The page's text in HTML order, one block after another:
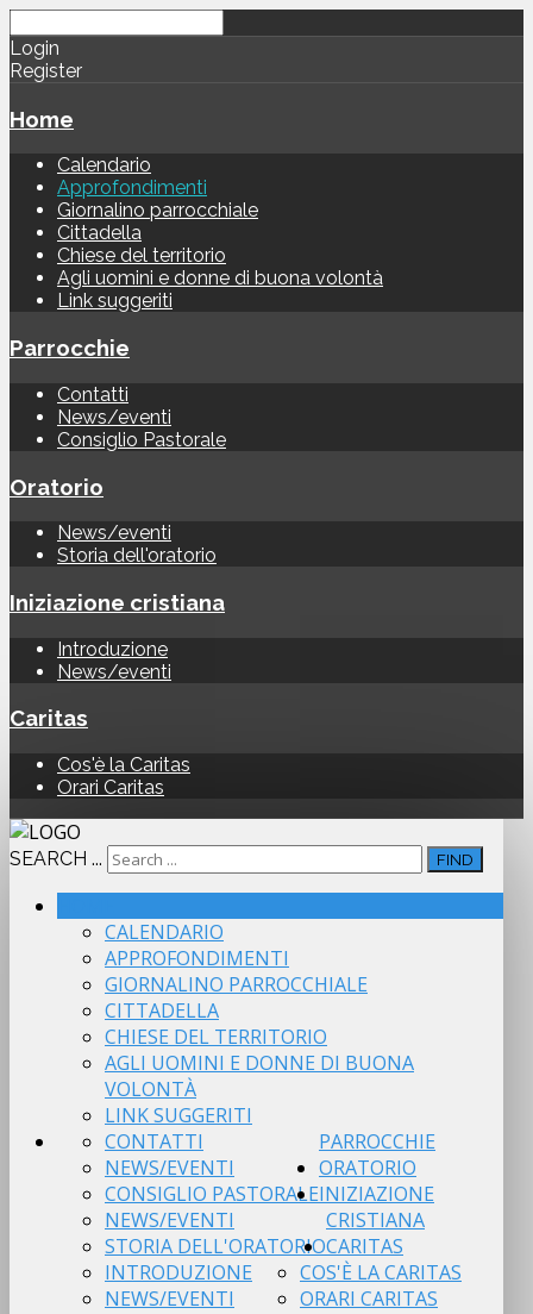
Login
Register
Home
Calendario
Approfondimenti
Giornalino parrocchiale
Cittadella
Chiese del territorio
Agli uomini e donne di buona volontà
Link suggeriti
Parrocchie
Contatti
News/eventi
Consiglio Pastorale
Oratorio
News/eventi
Storia dell'oratorio
Iniziazione cristiana
Introduzione
News/eventi
Caritas
Cos'è la Caritas
Orari Caritas
SEARCH ... FIND
CALENDARIO
APPROFONDIMENTI
GIORNALINO PARROCCHIALE
CITTADELLA
CHIESE DEL TERRITORIO
AGLI UOMINI E DONNE DI BUONA
VOLONTÀ
LINK SUGGERITI
PARROCCHIE
CONTATTI
NEWS/EVENTI
CONSIGLIO PASTORALE
ORATORIO
NEWS/EVENTI
STORIA DELL'ORATORIO
INIZIAZIONE
CRISTIANA
INTRODUZIONE
NEWS/EVENTI
CARITAS
COS'È LA CARITAS
ORARI CARITAS